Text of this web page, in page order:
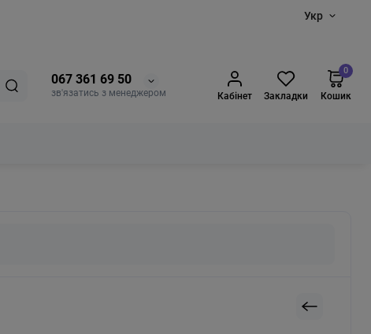
Укр
067 361 69 50
зв'язатись з менеджером Кабінет Закладки
0
Кошик